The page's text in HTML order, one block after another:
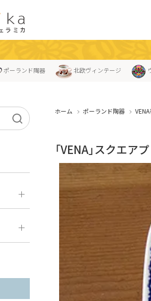
ポーランド陶器 北欧ヴィンテージ
ホーム ポーランド陶器
「VENA」スクエア